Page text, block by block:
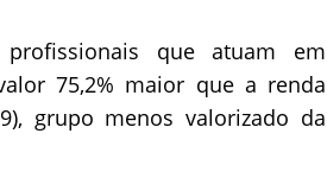
que atuam em
75,2% maior que a renda
grupo menos valorizado da